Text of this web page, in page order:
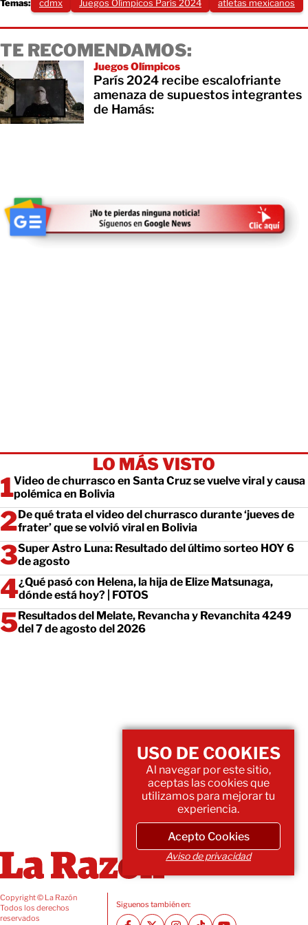
Temas: cdmx Juegos Olímpicos París 2024 atletas mexicanos
TE RECOMENDAMOS:
Juegos Olímpicos
París 2024 recibe escalofriante
amenaza de supuestos integrantes
de Hamás:
LO MÁS VISTO
Video de churrasco en Santa Cruz se vuelve viral y causa
polémica en Bolivia
De qué trata el video del churrasco durante ‘jueves de
frater’ que se volvió viral en Bolivia
Super Astro Luna: Resultado del último sorteo HOY 6
de agosto
¿Qué pasó con Helena, la hija de Elize Matsunaga,
dónde está hoy? | FOTOS
Resultados del Melate, Revancha y Revanchita 4249
del 7 de agosto del 2026
Copyright © La Razón
Todos los derechos
reservados
Siguenos también en:
USO DE COOKIES
Al navegar por este sitio,
aceptas las cookies que
utilizamos para mejorar tu
experiencia.
Acepto Cookies
Aviso de privacidad